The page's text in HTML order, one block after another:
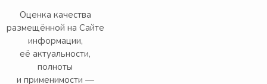
Оценка качества
размещённой на Сайте
информации,
её актуальности,
полноты
и применимости —